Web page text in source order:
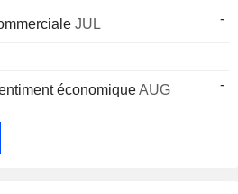
JUL -
économiqueAUG -